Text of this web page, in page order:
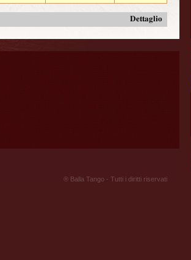
Dettaglio
® Balla Tango - Tutti i diritti riservati